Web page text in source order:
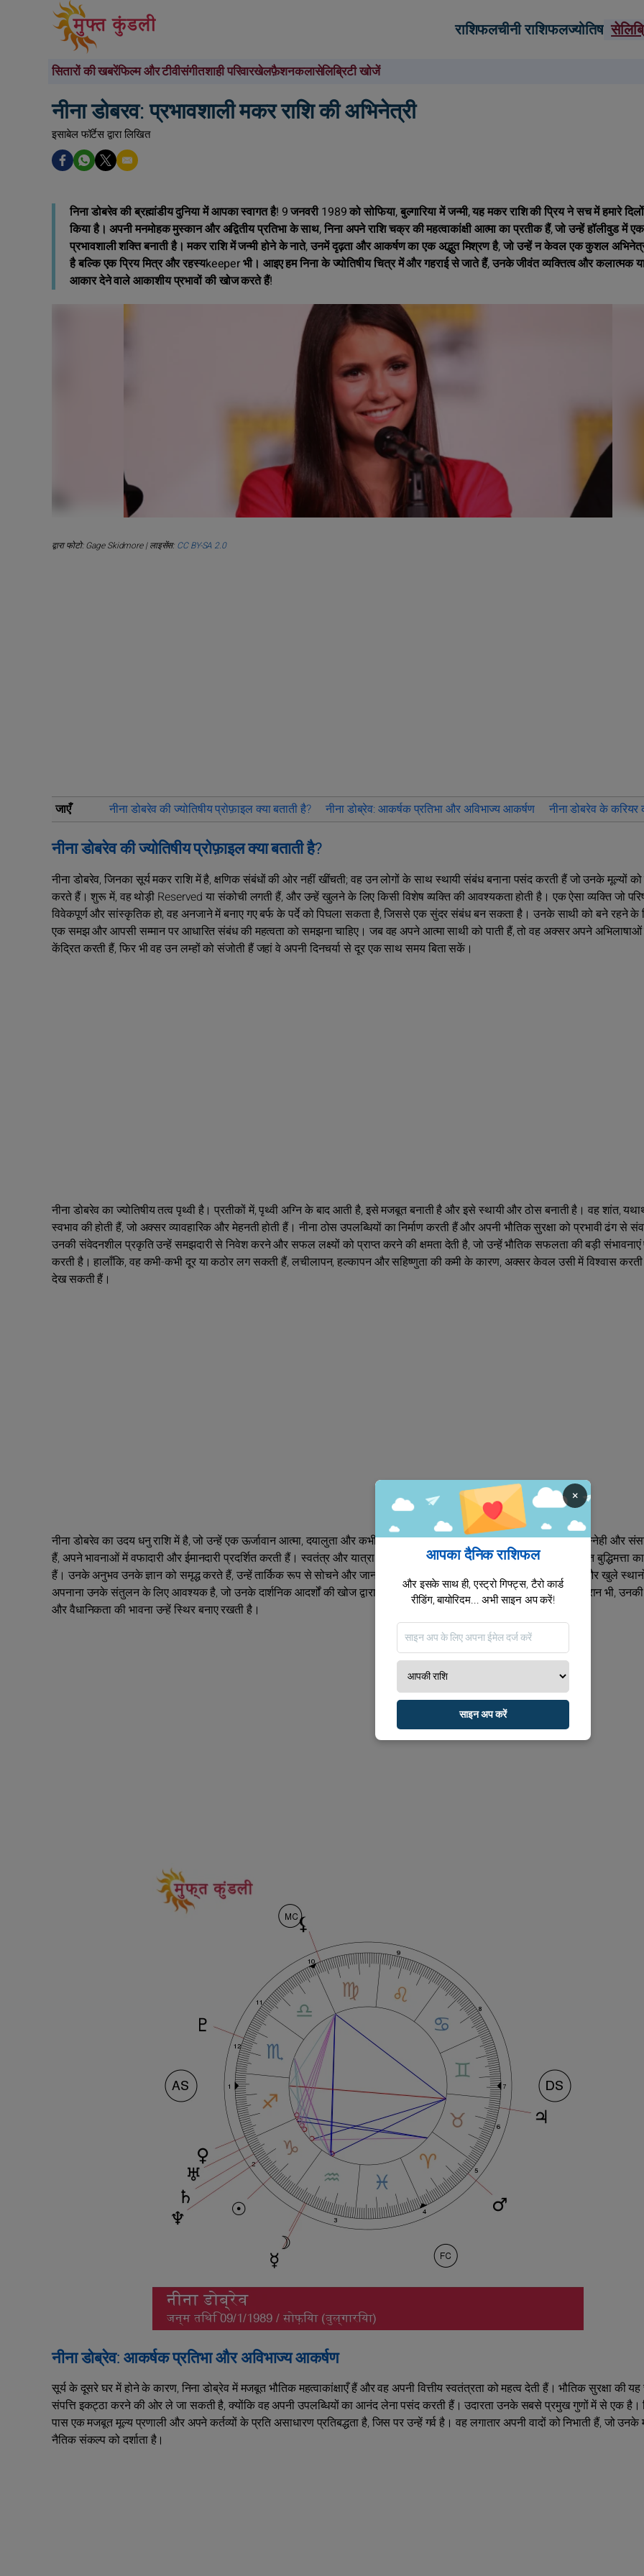
राशिफलचीनी राशिफलज्योतिष
सितारों की खबरेंफिल्म और टीवीसंगीतशाही परिवारखेलफ़ैशनकलासेलिब्रिटी खोजें
नीना डोबरव: प्रभावशाली मकर राशि की अभिनेत्री
इसाबेल फॉर्टेस द्वारा लिखित
निना डोबरेव की ब्रह्मांडीय दुनिया में आपका स्वागत है! 9 जनवरी 1989 को सोफिया, बुल्गारिया में जन्मी, यह मकर राशि की प्रिय ने सच में हमारे
किया है। अपनी मनमोहक मुस्कान और अद्वितीय प्रतिभा के साथ, निना अपने राशि चक्र की महत्वाकांक्षी आत्मा का प्रतीक हैं, जो उन्हें हॉलीवुड में एक
प्रभावशाली शक्ति बनाती है। मकर राशि में जन्मी होने के नाते, उनमें दृढ़ता और आकर्षण का एक अद्भुत मिश्रण है, जो उन्हें न केवल एक कुशल
है बल्कि एक प्रिय मित्र और रहस्यkeeper भी। आइए हम निना के ज्योतिषीय चित्र में और गहराई से जाते हैं, उनके जीवंत व्यक्तित्व और कलात्मक
आकार देने वाले आकाशीय प्रभावों की खोज करते हैं!
द्वारा फोटो: Gage Skidmore | लाइसेंस: CC BY-SA 2.0
जाएँ नीना डोबरेव की ज्योतिषीय प्रोफ़ाइल क्या बताती है? नीना डोब्रेव: आकर्षक प्रतिभा और अविभाज्य आकर्षण नीना डोबरेव के करियर
नीना डोबरेव की ज्योतिषीय प्रोफ़ाइल क्या बताती है?
नीना डोबरेव, जिनका सूर्य मकर राशि में है, क्षणिक संबंधों की ओर नहीं खींचती; वह उन लोगों के साथ स्थायी संबंध बनाना पसंद करती हैं जो उनके मूल्यों
करते हैं। शुरू में, वह थोड़ी Reserved या संकोची लगती हैं, और उन्हें खुलने के लिए किसी विशेष व्यक्ति की आवश्यकता होती है। एक ऐसा व्यक्ति जो
विवेकपूर्ण और सांस्कृतिक हो, वह अनजाने में बनाए गए बर्फ के पर्दे को पिघला सकता है, जिससे एक सुंदर संबंध बन सकता है। उनके साथी को बने रहने के
एक समझ और आपसी सम्मान पर आधारित संबंध की महत्वता को समझना चाहिए। जब वह अपने आत्मा साथी को पाती हैं, तो वह अक्सर अपने अभिलाषाओं
केंद्रित करती हैं, फिर भी वह उन लम्हों को संजोती हैं जहां वे अपनी दिनचर्या से दूर एक साथ समय बिता सकें।
नीना डोबरेव का ज्योतिषीय तत्व पृथ्वी है। प्रतीकों में, पृथ्वी अग्नि के बाद आती है, इसे मजबूत बनाती है और इसे स्थायी और ठोस बनाती है। वह शांत,
स्वभाव की होती हैं, जो अक्सर व्यावहारिक और मेहनती होती हैं। नीना ठोस उपलब्धियों का निर्माण करती हैं और अपनी भौतिक सुरक्षा को प्रभावी ढंग से
उनकी संवेदनशील प्रकृति उन्हें समझदारी से निवेश करने और सफल लक्ष्यों को प्राप्त करने की क्षमता देती है, जो उन्हें भौतिक सफलता की बड़ी संभावनाएं
करती है। हालाँकि, वह कभी-कभी दूर या कठोर लग सकती हैं, लचीलापन, हल्कापन और सहिष्णुता की कमी के कारण, अक्सर केवल उसी में विश्वास
देख सकती हैं।
नीना डोबरेव का उदय धनु राशि में है, जो उन्हें एक ऊर्जावान आत्मा, दयालुता और कभी-कभी ठोस महत्वाकांक्षा की कमी प्रदान करता है। वह स्नेही और
हैं, अपने भावनाओं में वफादारी और ईमानदारी प्रदर्शित करती हैं। स्वतंत्र और यात्रा की दीवानी, नीना भाग्य, उदारता, आशावाद और स्वशिक्षित बुद्धिमत्ता
हैं। उनके अनुभव उनके ज्ञान को समृद्ध करते हैं, उन्हें तार्किक रूप से सोचने और जानकारी को संकलित करने की अनुमति देते हैं। परिवर्तन और खुले
अपनाना उनके संतुलन के लिए आवश्यक है, जो उनके दार्शनिक आदर्शों की खोज द्वारा मार्गदर्शित होता है। उबड़-खाबड़ रास्तों पर चलने के दौरान भी,
और वैधानिकता की भावना उन्हें स्थिर बनाए रखती है।
नीना डोब्रेव: आकर्षक प्रतिभा और अविभाज्य आकर्षण
सूर्य के दूसरे घर में होने के कारण, निना डोब्रेव में मजबूत भौतिक महत्वाकांक्षाएँ हैं और वह अपनी वित्तीय स्वतंत्रता को महत्व देती हैं। भौतिक सुरक्षा की यह
संपत्ति इकट्ठा करने की ओर ले जा सकती है, क्योंकि वह अपनी उपलब्धियों का आनंद लेना पसंद करती हैं। उदारता उनके सबसे प्रमुख गुणों में से एक है।
पास एक मजबूत मूल्य प्रणाली और अपने कर्तव्यों के प्रति असाधारण प्रतिबद्धता है, जिस पर उन्हें गर्व है। वह लगातार अपनी वादों को निभाती हैं, जो
नैतिक संकल्प को दर्शाता है।
×
आपका दैनिक राशिफल
और इसके साथ ही, एस्ट्रो गिफ्ट्स, टैरो कार्ड
रीडिंग, बायोरिदम... अभी साइन अप करें!
साइन अप करें